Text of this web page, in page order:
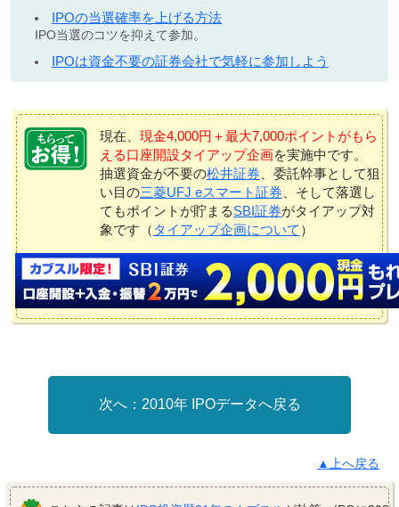
IPOの当選確率を上げる方法
IPO当選のコツを抑えて参加。
IPOは資金不要の証券会社で気軽に参加しよう
現在、 現金4,000円＋最大7,000ポイントがもら
える口座開設タイアップ企画を実施中です。
抽選資金が不要の松井証券 、委託幹事として狙
い目の三菱UFJ eスマート証券 、そして落選し
てもポイントが貯まるSBI証券がタイアップ対
象です（ タイアップ企画について ）
2010年 IPOデータへ戻る
▲上へ戻る